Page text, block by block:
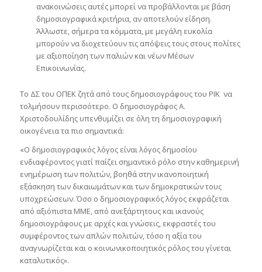
ανακοινώσεις αυτές μπορεί να προβάλλονται με βάση
δημοσιογραφικά κριτήρια, αν αποτελούν είδηση.
Άλλωστε, σήμερα τα κόμματα, με μεγάλη ευκολία
μπορούν να διοχετεύουν τις απόψεις τους στους πολίτες
με αξιοποίηση των παλιών και νέων Μέσων
Επικοινωνίας.
Το ΔΣ του ΟΠΕΚ ζητά από τους δημοσιογράφους του ΡΙΚ να
τολμήσουν περισσότερο. Ο δημοσιογράφος Α.
Χριστοδουλίδης υπενθυμίζει σε όλη τη δημοσιογραφική
οικογένεια τα πιο σημαντικά:
«Ο δημοσιογραφικός λόγος είναι λόγος δημοσίου
ενδιαφέροντος γιατί παίζει σημαντικό ρόλο στην καθημερινή
ενημέρωση των πολιτών, βοηθά στην ικανοποιητική
εξάσκηση των δικαιωμάτων και των δημοκρατικών τους
υποχρεώσεων. Όσο ο δημοσιογραφικός λόγος εκφράζεται
από αξιόπιστα ΜΜΕ, από ανεξάρτητους και ικανούς
δημοσιογράφους με αρχές και γνώσεις, εκφραστές του
συμφέροντος των απλών πολιτών, τόσο η αξία του
αναγνωρίζεται και ο κοινωνικοποιητικός ρόλος του γίνεται
καταλυτικός».